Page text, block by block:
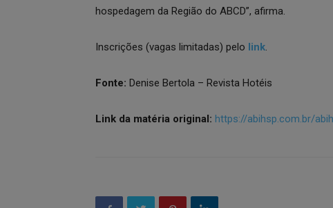
hospedagem da Região do ABCD”, afirma.
Inscrições (vagas limitadas) pelo link.
Fonte: Denise Bertola – Revista Hotéis
Link da matéria original: https://abihsp.com.br/